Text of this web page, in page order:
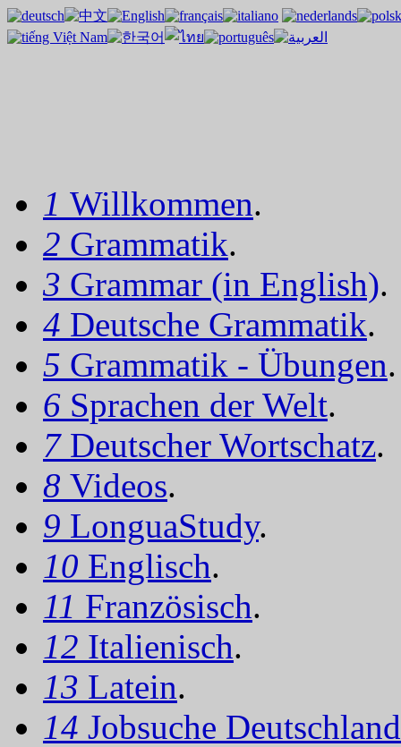
1 Willkommen.
2 Grammatik.
3 Grammar (in English).
4 Deutsche Grammatik.
5 Grammatik - Übungen.
6 Sprachen der Welt.
7 Deutscher Wortschatz.
8 Videos.
9 LonguaStudy.
10 Englisch.
11 Französisch.
12 Italienisch.
13 Latein.
14 Jobsuche Deutschland